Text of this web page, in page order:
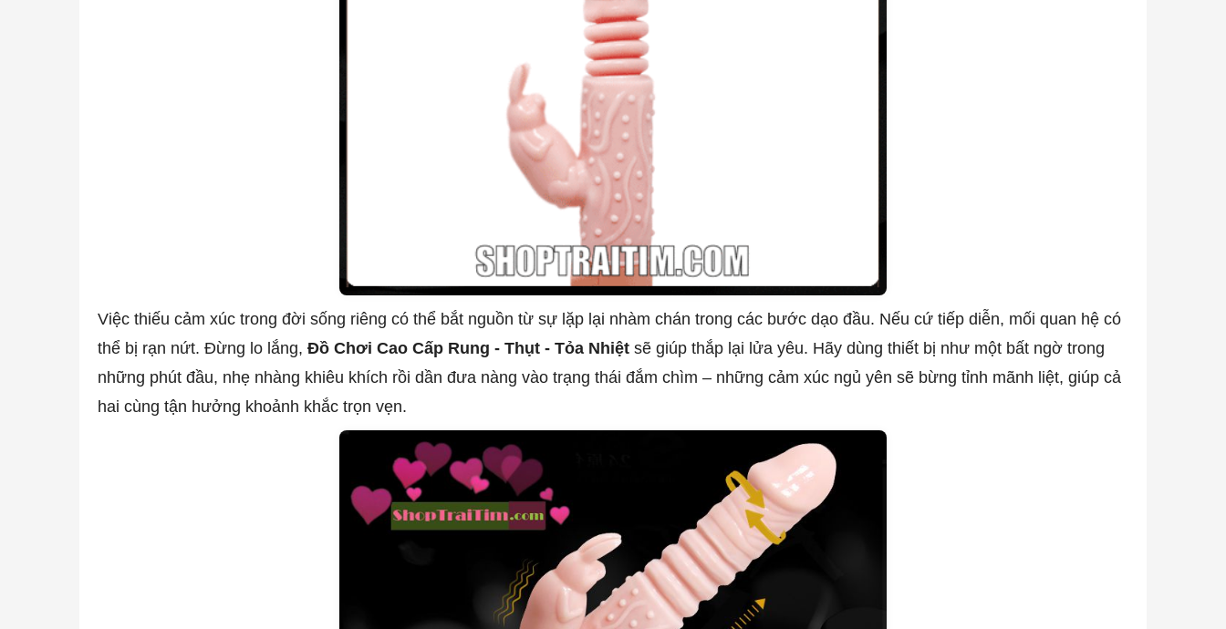
Việc thiếu cảm xúc trong đời sống riêng có thể bắt nguồn từ sự lặp lại nhàm chán trong các bước dạo đầu. Nếu cứ tiếp diễn, mối quan hệ có
thể bị rạn nứt. Đừng lo lắng, Đồ Chơi Cao Cấp Rung - Thụt - Tỏa Nhiệt sẽ giúp thắp lại lửa yêu. Hãy dùng thiết bị như một bất ngờ trong
những phút đầu, nhẹ nhàng khiêu khích rồi dần đưa nàng vào trạng thái đắm chìm – những cảm xúc ngủ yên sẽ bừng tỉnh mãnh liệt, giúp cả
hai cùng tận hưởng khoảnh khắc trọn vẹn.